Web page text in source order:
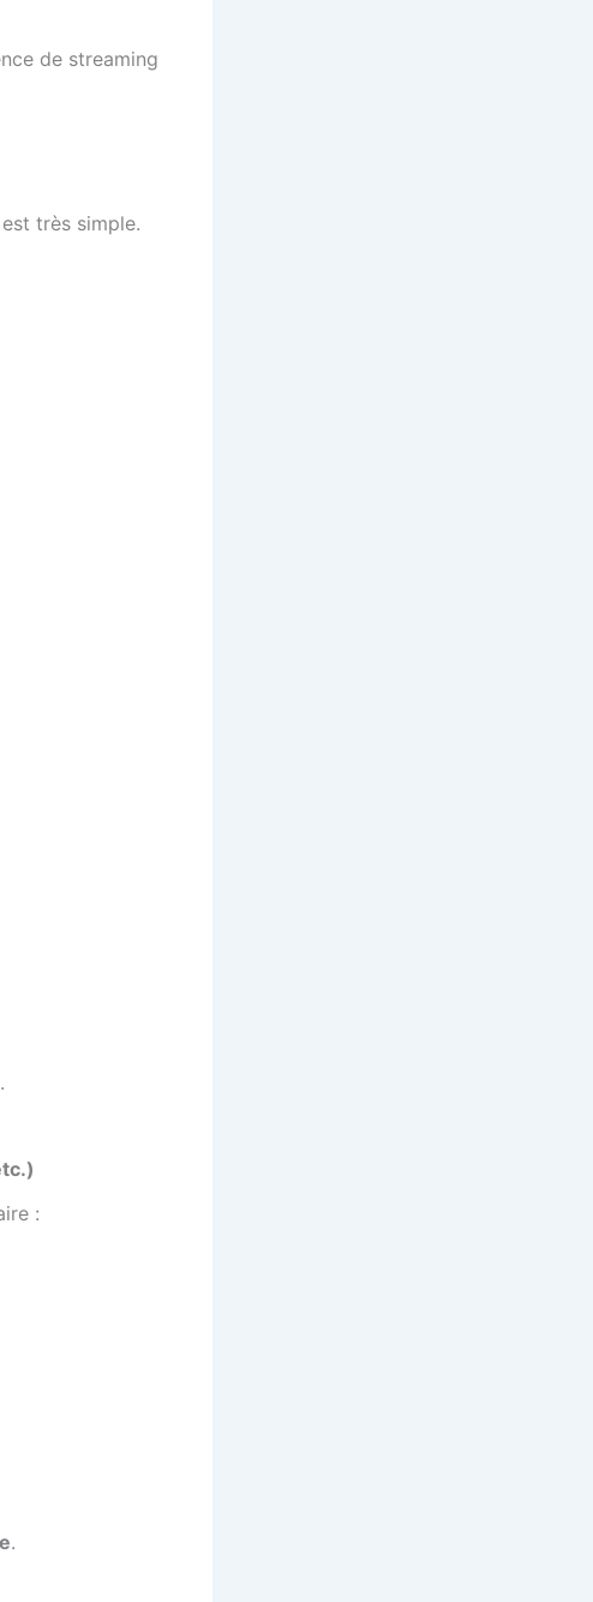
de streaming
très simple.
:
.